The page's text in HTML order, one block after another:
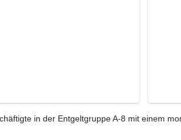
in der Entgeltgruppe A-8 mit einem